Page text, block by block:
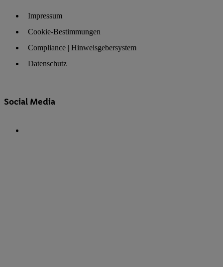
Impressum
Cookie-Bestimmungen
Compliance | Hinweisgebersystem
Datenschutz
Social Media